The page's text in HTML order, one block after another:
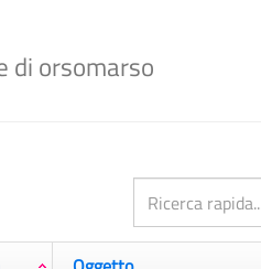
di orsomarso